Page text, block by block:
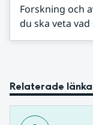
Forskning och
du ska veta vad
Relaterade